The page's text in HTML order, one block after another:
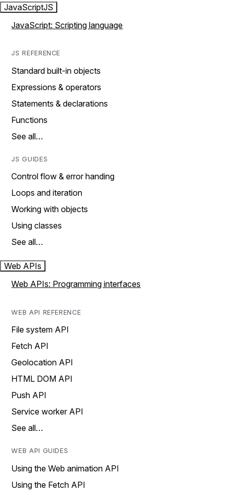
JavaScriptJS
JavaScript: Scripting language
JS REFERENCE
Standard built-in objects
Expressions & operators
Statements & declarations
Functions
See all…
JS GUIDES
Control flow & error handing
Loops and iteration
Working with objects
Using classes
See all…
Web APIs
Web APIs: Programming interfaces
WEB API REFERENCE
File system API
Fetch API
Geolocation API
HTML DOM API
Push API
Service worker API
See all…
WEB API GUIDES
Using the Web animation API
Using the Fetch API